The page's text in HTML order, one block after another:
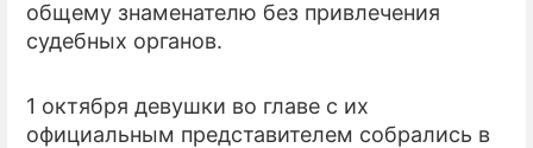
общему знаменателю без привлечения
судебных органов.
1 октября девушки во главе с их
официальным представителем собрались в